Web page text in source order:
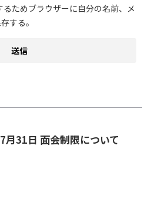
ためブラウザーに自分の名前、メ
する。
月31日 面会制限について